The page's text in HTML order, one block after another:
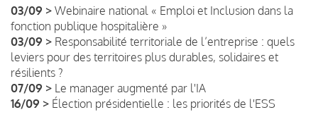
03/09 > Webinaire national « Emploi et Inclusion dans la
fonction publique hospitalière »
03/09 > Responsabilité territoriale de l’entreprise : quels
leviers pour des territoires plus durables, solidaires et
résilients ?
07/09 > Le manager augmenté par l'IA
16/09 > Élection présidentielle : les priorités de l'ESS